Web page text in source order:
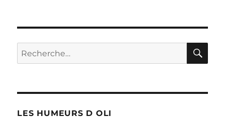
Recherche
pour :
LES HUMEURS D OLI